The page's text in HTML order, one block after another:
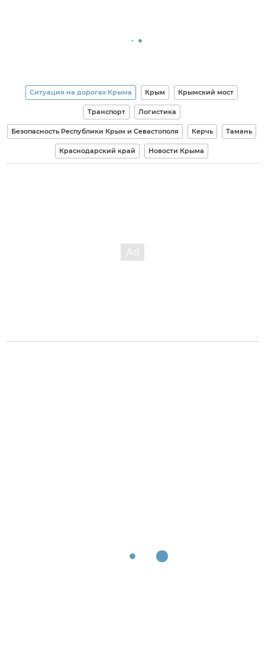
Ситуация на дорогах Крыма Крым Крымский мост
Транспорт Логистика
Безопасность Республики Крым и Севастополя Керчь Тамань
Краснодарский край Новости Крыма